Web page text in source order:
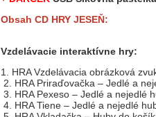
Obsah CD HRY JESEŇ:
Vzdelávacie interaktívne hry:
1. HRA Vzdelávacia obrázková
2. HRA Priraďovačka – Jedlé a
3. HRA Pexeso – Jedlé a nejedlé
4. HRA Tiene – Jedlé a nejedlé